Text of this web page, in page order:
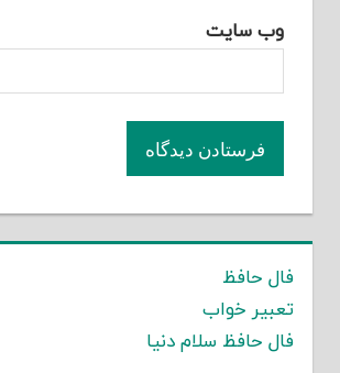
وب‌ سایت
فال حافظ
تعبیر خواب
فال حافظ سلام دنیا